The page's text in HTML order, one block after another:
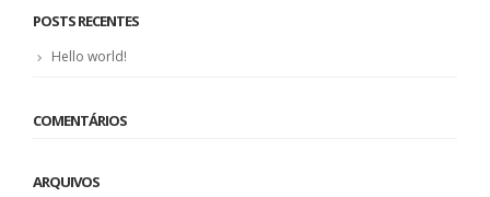
POSTS RECENTES
Hello world!
COMENTÁRIOS
ARQUIVOS